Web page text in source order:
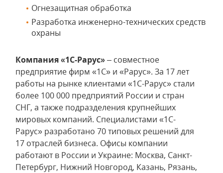
Огнезащитная обработка
Разработка инженерно-технических средств
охраны
Компания «1С-Рарус»– совместное
предприятие фирм «1С» и «Рарус». За 17 лет
работы на рынке клиентами «1С-Рарус» стали
более 100 000 предприятий России и стран
СНГ, а также подразделения крупнейших
мировых компаний. Специалистами «1С-
Рарус» разработано 70 типовых решений для
17 отраслей бизнеса. Офисы компании
работают в России и Украине: Москва, Санкт-
Петербург, Нижний Новгород, Казань, Рязань,